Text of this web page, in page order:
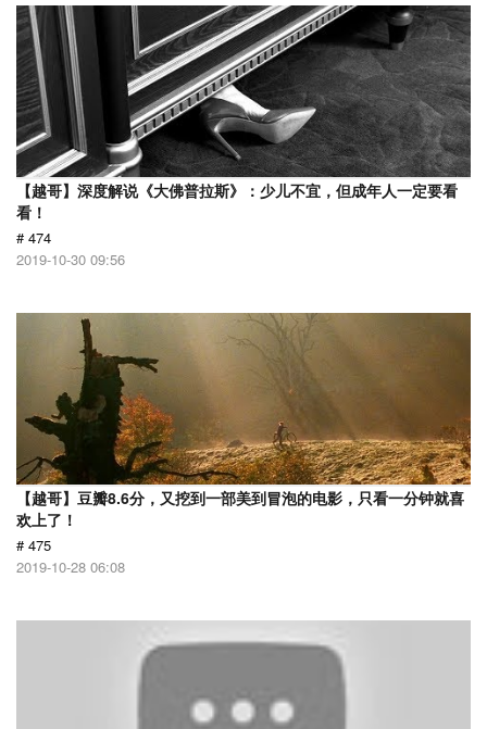
【越哥】深度解说《大佛普拉斯》：少儿不宜，但成年人一定要看
看！
# 474
2019-10-30 09:56
【越哥】豆瓣8.6分，又挖到一部美到冒泡的电影，只看一分钟就喜
欢上了！
# 475
2019-10-28 06:08